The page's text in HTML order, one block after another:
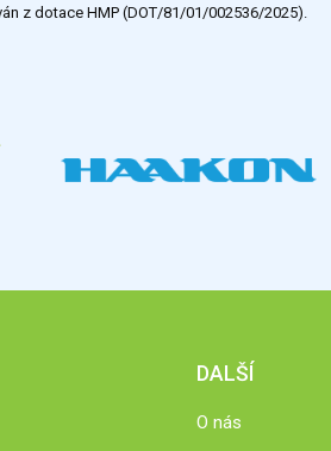
z dotace HMP (DOT/81/01/002536/2025).
DALŠÍ
O nás